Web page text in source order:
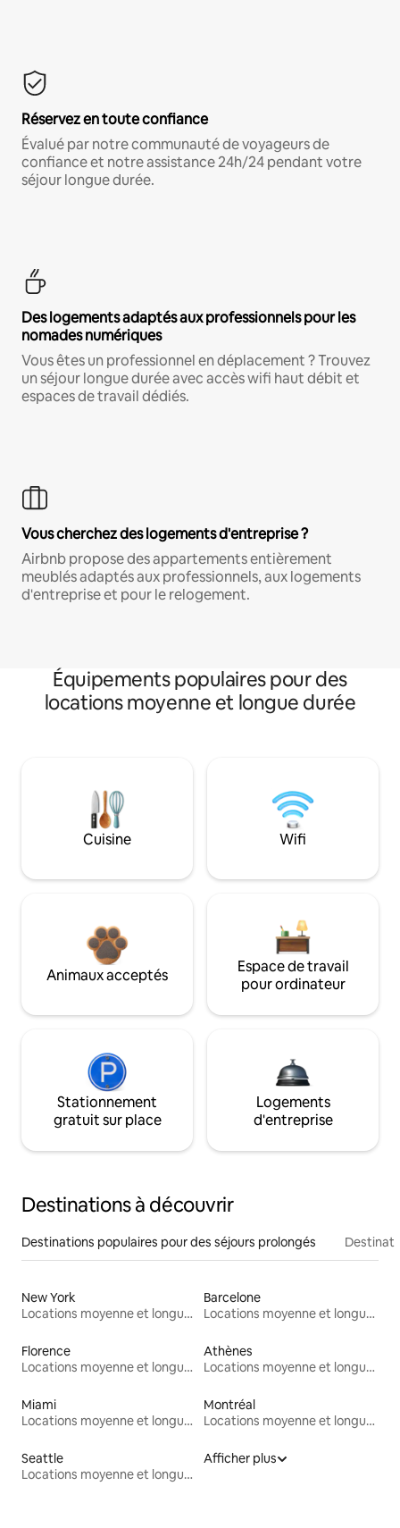
Réservez en toute confiance
Évalué par notre communauté de voyageurs de
confiance et notre assistance 24h/24 pendant votre
séjour longue durée.
Des logements adaptés aux professionnels pour les
nomades numériques
Vous êtes un professionnel en déplacement ? Trouvez
un séjour longue durée avec accès wifi haut débit et
espaces de travail dédiés.
Vous cherchez des logements d'entreprise ?
Airbnb propose des appartements entièrement
meublés adaptés aux professionnels, aux logements
d'entreprise et pour le relogement.
Équipements populaires pour des
locations moyenne et longue durée
Cuisine Wifi
Animaux acceptés
Espace de travail
pour ordinateur
Stationnement
gratuit sur place
Logements
d'entreprise
Destinations à découvrir
Destinations populaires pour des séjours prolongés
New York
Locations moyenne et longue durée
Barcelone
Locations moyenne et longue durée
Florence
Locations moyenne et longue durée
Athènes
Locations moyenne et longue durée
Miami
Locations moyenne et longue durée
Montréal
Locations moyenne et longue durée
Seattle
Locations moyenne et longue durée
Afficher plus